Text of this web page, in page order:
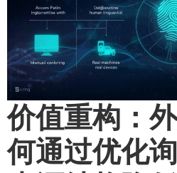
价值重构：
何通过优化